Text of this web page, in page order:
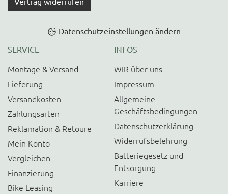
Datenschutzeinstellungen ändern
SERVICE
Montage & Versand
Lieferung
Versandkosten
Zahlungsarten
Reklamation & Retoure
Mein Konto
Vergleichen
Finanzierung
Bike Leasing
INFOS
WIR über uns
Impressum
Allgemeine
Geschäftsbedingungen
Datenschutzerklärung
Widerrufsbelehrung
Batteriegesetz und
Entsorgung
Karriere